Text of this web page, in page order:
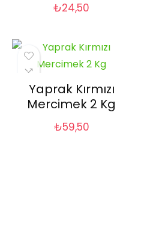
₺24,50
Yaprak Kırmızı
Mercimek 2 Kg
₺59,50